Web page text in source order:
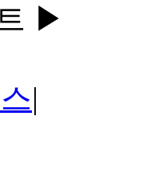
▶
|